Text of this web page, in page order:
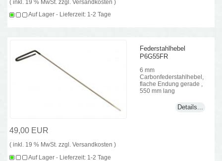
( inkl. 19 % MwSt. zzgl.Versandkosten )
Auf Lager - Lieferzeit: 1-2 Tage
Federstahlhebel
P6G55FR
6 mm
Carbonfederstahlhebel,
flache Endung gerade ,
550 mm lang
Details...
49,00 EUR
( inkl. 19 % MwSt. zzgl.Versandkosten )
Auf Lager - Lieferzeit: 1-2 Tage